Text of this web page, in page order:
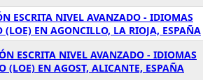
ESCRITA NIVEL AVANZADO - IDIOMAS
(LOE) EN AGONCILLO, LA RIOJA, ESPAÑA
ESCRITA NIVEL AVANZADO - IDIOMAS
(LOE) EN AGOST, ALICANTE, ESPAÑA